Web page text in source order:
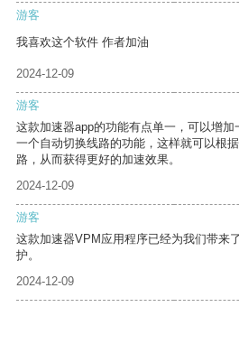
游客
我喜欢这个软件 作者加油
2024-12-09
游客
这款加速器app的功能有点单一，可以增
一个自动切换线路的功能，这样就可以根
路，从而获得更好的加速效果。
2024-12-09
游客
这款加速器VPM应用程序已经为我们带来
护。
2024-12-09